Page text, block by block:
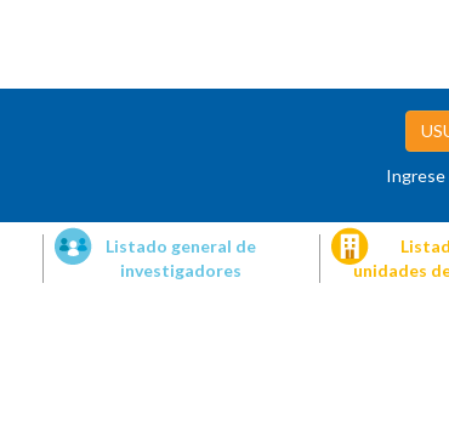
Ingrese
Listado general de
investigadores
unidades